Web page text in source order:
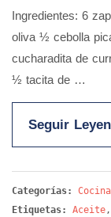
Ingredientes: 6
oliva ½ cebolla
cucharadita de
½ tacita de …
Seguir
Categorías: Cocina
Etiquetas:
Aceite,